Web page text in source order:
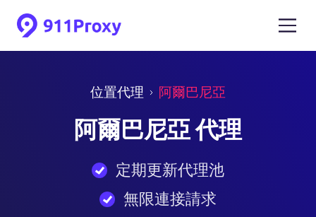
位置代理 阿爾巴尼亞
阿爾巴尼亞 代理
定期更新代理池
無限連接請求